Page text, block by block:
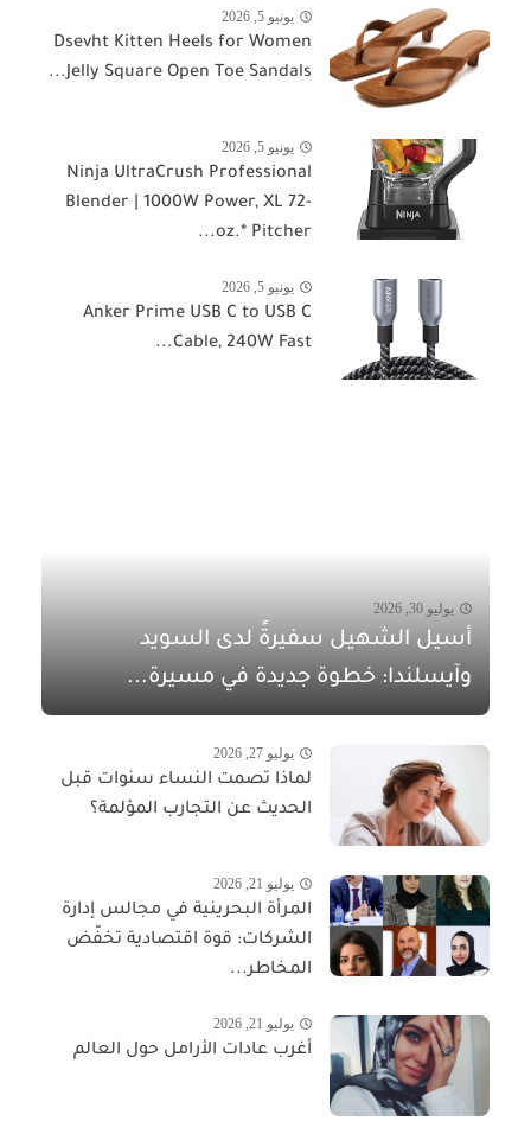
يونيو 5, 2026
Dsevht Kitten Heels for Women
Jelly Square Open Toe Sandals...
يونيو 5, 2026
Ninja UltraCrush Professional
Blender | 1000W Power, XL 72-
oz.* Pitcher...
يونيو 5, 2026
Anker Prime USB C to USB C
Cable, 240W Fast...
يوليو 30, 2026
أسيل الشهيل سفيرةً لدى السويد
وآيسلندا: خطوة جديدة في مسيرة...
يوليو 27, 2026
لماذا تصمت النساء سنوات قبل
الحديث عن التجارب المؤلمة؟
يوليو 21, 2026
المرأة البحرينية في مجالس إدارة
الشركات: قوة اقتصادية تخفّض
المخاطر...
يوليو 21, 2026
أغرب عادات الأرامل حول العالم